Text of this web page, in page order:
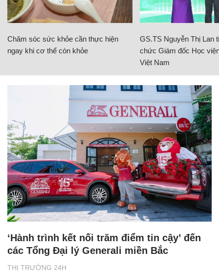
Chăm sóc sức khỏe cần thực hiện
ngay khi cơ thể còn khỏe
GS.TS Nguyễn Thị Lan
chức Giám đốc Học
Việt Nam
THỊ TRƯỜNG 24H
‘Hành trình kết nối trăm điểm tin cậy’ đến
các Tổng Đại lý Generali miền Bắc